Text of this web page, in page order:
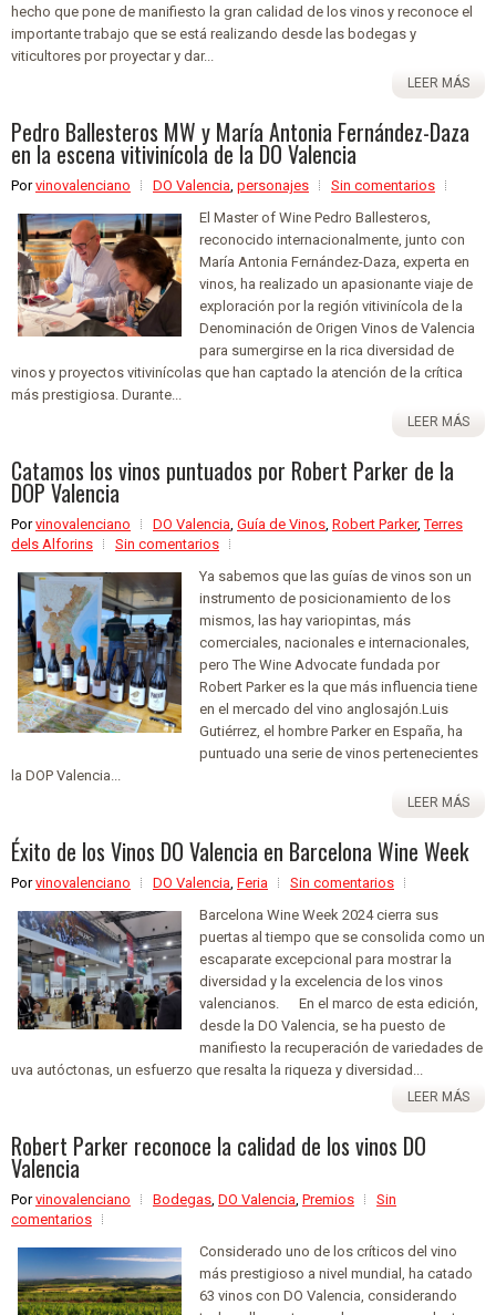
hecho que pone de manifiesto la gran calidad de los vinos y reconoce el
importante trabajo que se está realizando desde las bodegas y
viticultores por proyectar y dar...
LEER MÁS
Pedro Ballesteros MW y María Antonia Fernández-Daza
en la escena vitivinícola de la DO Valencia
Porvinovalenciano DO Valencia, personajes
Sin comentarios
El Master of Wine Pedro Ballesteros,
reconocido internacionalmente, junto con
María Antonia Fernández-Daza, experta en
vinos, ha realizado un apasionante viaje de
exploración por la región vitivinícola de la
Denominación de Origen Vinos de Valencia
para sumergirse en la rica diversidad de
vinos y proyectos vitivinícolas que han captado la atención de la crítica
más prestigiosa. Durante...
LEER MÁS
Catamos los vinos puntuados por Robert Parker de la
DOP Valencia
Porvinovalenciano DO Valencia, Guía de Vinos, Robert Parker,Terres
dels Alforins
Sin comentarios
Ya sabemos que las guías de vinos son un
instrumento de posicionamiento de los
mismos, las hay variopintas, más
comerciales, nacionales e internacionales,
pero The Wine Advocate fundada por
Robert Parker es la que más influencia tiene
en el mercado del vino anglosajón.Luis
Gutiérrez, el hombre Parker en España, ha
puntuado una serie de vinos pertenecientes
la DOP Valencia...
LEER MÁS
Éxito de los Vinos DO Valencia en Barcelona Wine Week
Porvinovalenciano DO Valencia, Feria
Sin comentarios
Barcelona Wine Week 2024 cierra sus
puertas al tiempo que se consolida como un
escaparate excepcional para mostrar la
diversidad y la excelencia de los vinos
valencianos. En el marco de esta edición,
desde la DO Valencia, se ha puesto de
manifiesto la recuperación de variedades de
uva autóctonas, un esfuerzo que resalta la riqueza y diversidad...
LEER MÁS
Robert Parker reconoce la calidad de los vinos DO
Valencia
Porvinovalenciano Bodegas, DO Valencia, Premios
Sin
comentarios
Considerado uno de los críticos del vino
más prestigioso a nivel mundial, ha catado
63 vinos con DO Valencia, considerando